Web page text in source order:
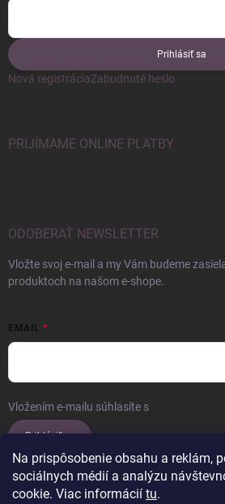
Na prispôsobenie obsahu a reklám,
sociálnych médií a analýzu
cookie. Viac informácií tu.
Prihlásiť sa
Nová registráciaZabudnuté heslo
PRIJÍMAME ONLINE PLATBY
ODOBERAŤ NEWSLETTER
Vložte svoj e-mail a my Vám budeme
produktoch na našom e-shope.
EMAIL
Vložením e-mailu súhlasíte s
Prihlásiť sa